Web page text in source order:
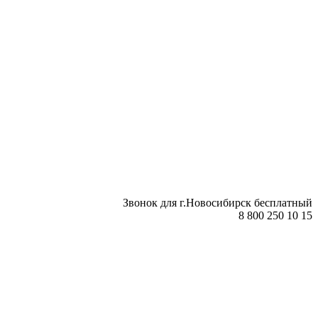
Звонок для г.Новосибирск бесплатный
8 800 250 10 15